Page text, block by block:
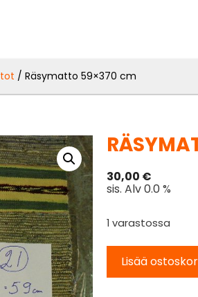
/ Räsymatto 59×370 cm
30,00 €
sis. Alv 0.0 %
1 varastossa
Lisää